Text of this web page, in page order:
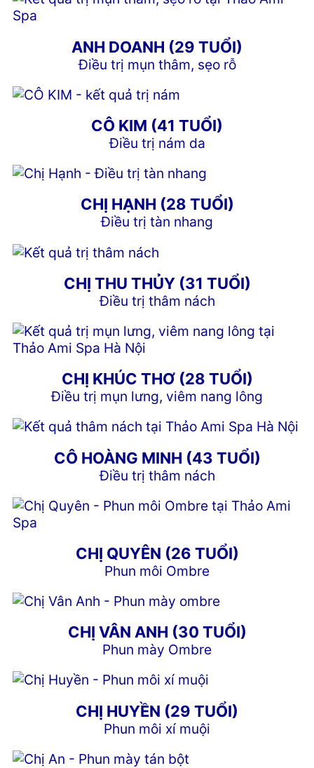
ANH DOANH (29 TUỔI)
Điều trị mụn thâm, sẹo rỗ
CÔ KIM (41 TUỔI)
Điều trị nám da
CHỊ HẠNH (28 TUỔI)
Điều trị tàn nhang
CHỊ THU THỦY (31 TUỔI)
Điều trị thâm nách
CHỊ KHÚC THƠ (28 TUỔI)
Điều trị mụn lưng, viêm nang lông
CÔ HOÀNG MINH (43 TUỔI)
Điều trị thâm nách
CHỊ QUYÊN (26 TUỔI)
Phun môi Ombre
CHỊ VÂN ANH (30 TUỔI)
Phun mày Ombre
CHỊ HUYỀN (29 TUỔI)
Phun môi xí muội